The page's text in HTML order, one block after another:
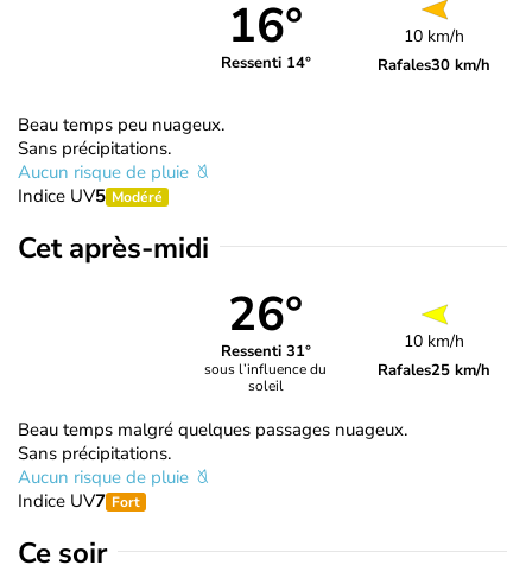
16°
Ressenti 14°
10 km/h
Rafales30 km/h
Beau temps peu nuageux.
Sans précipitations.
Aucun risque de pluie
Indice UV5 Modéré
Cet après-midi
26°
Ressenti 31°
sous l’influence du
soleil
10 km/h
Rafales25 km/h
Beau temps malgré quelques passages nuageux.
Sans précipitations.
Aucun risque de pluie
Indice UV7 Fort
Ce soir